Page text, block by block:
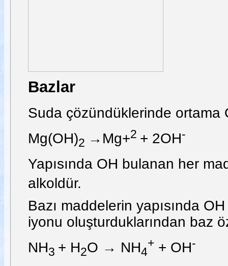
Bazlar
Suda çözündüklerinde ortama
Mg(OH)2 →Mg+2 + 2OH-
Yapısında OH bulanan her
alkoldür.
Bazı maddelerin yapısında
iyonu oluşturduklarından baz
NH3 + H2O → NH4
+ + OH-